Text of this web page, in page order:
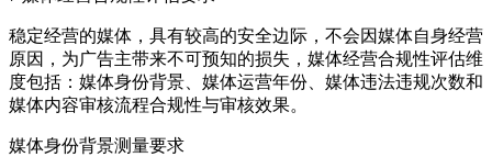
稳定经营的媒体，具有较高的安全边际，不会因媒体自身经营
原因，为广告主带来不可预知的损失，媒体经营合规性评估维
度包括：媒体身份背景、媒体运营年份、媒体违法违规次数和
媒体内容审核流程合规性与审核效果。
媒体身份背景测量要求